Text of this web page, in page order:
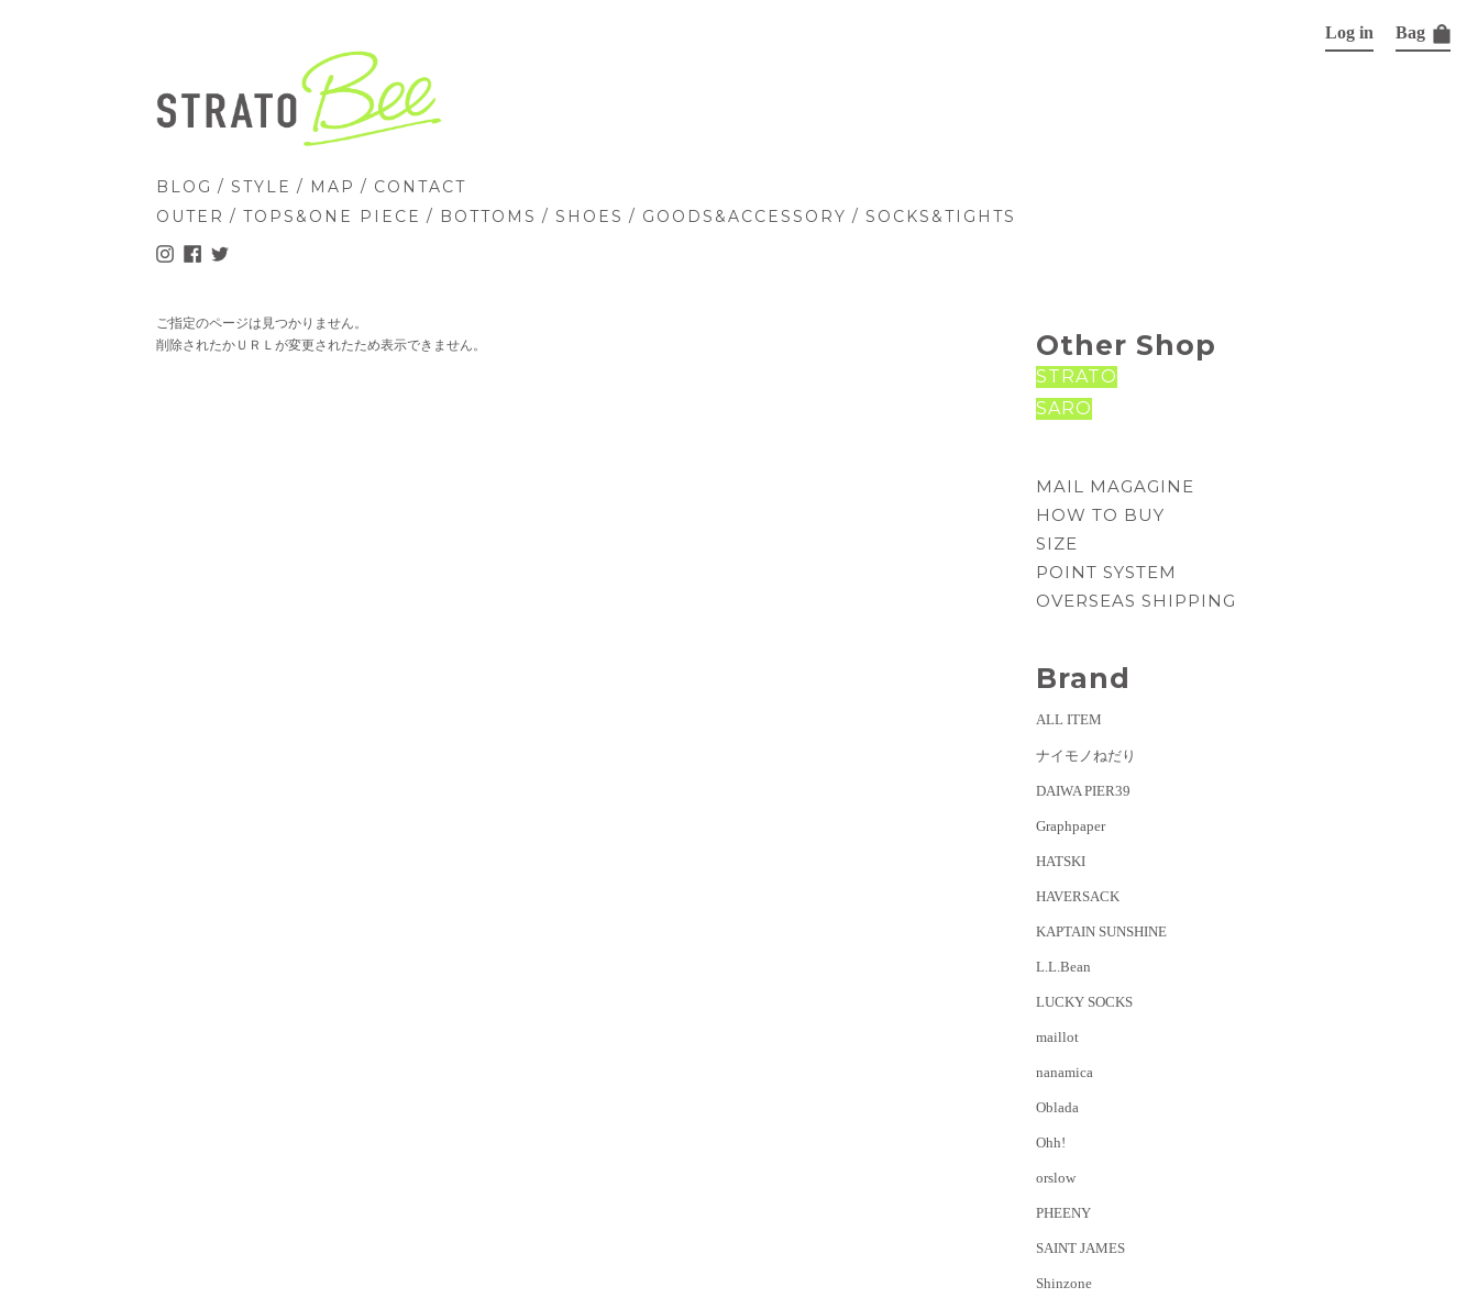
BLOG / STYLE / MAP / CONTACT
OUTER / TOPS&ONE PIECE / BOTTOMS / SHOES / GOODS&ACCESSORY / SOCKS&TIGHTS
Log in Bag
ご指定のページは見つかりません。
削除されたかＵＲＬが変更されたため表示できません。
Other Shop
STRATO
SARO
MAIL MAGAGINE
HOW TO BUY
SIZE
POINT SYSTEM
OVERSEAS SHIPPING
Brand
ALL ITEM
ナイモノねだり
DAIWA PIER39
Graphpaper
HATSKI
HAVERSACK
KAPTAIN SUNSHINE
L.L.Bean
LUCKY SOCKS
maillot
nanamica
Oblada
Ohh!
orslow
PHEENY
SAINT JAMES
Shinzone